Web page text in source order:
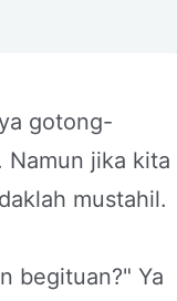
gotong-
Namun jika kita
mustahil.
begituan?" Ya